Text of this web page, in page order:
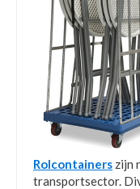
Rolcontainers zijn
transportsector.